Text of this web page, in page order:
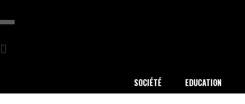
SOCIÉTÉ EDUCATION